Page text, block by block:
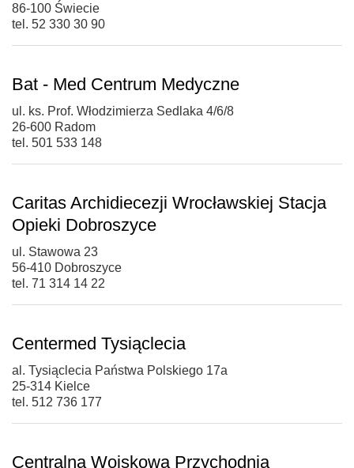
86-100 Świecie
tel. 52 330 30 90
Bat - Med Centrum Medyczne
ul. ks. Prof. Włodzimierza Sedlaka 4/6/8
26-600 Radom
tel. 501 533 148
Caritas Archidiecezji Wrocławskiej Stacja
Opieki Dobroszyce
ul. Stawowa 23
56-410 Dobroszyce
tel. 71 314 14 22
Centermed Tysiąclecia
al. Tysiąclecia Państwa Polskiego 17a
25-314 Kielce
tel. 512 736 177
Centralna Wojskowa Przychodnia